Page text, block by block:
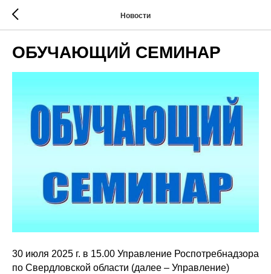
Новости
ОБУЧАЮЩИЙ СЕМИНАР
30 июля 2025 г. в 15.00 Управление Роспотребнадзора
по Свердловской области (далее – Управление)